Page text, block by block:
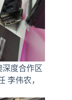
深度合作区
李伟农，